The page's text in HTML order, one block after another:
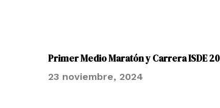
Primer Medio Maratón y Carrera ISDE
23 noviembre, 2024